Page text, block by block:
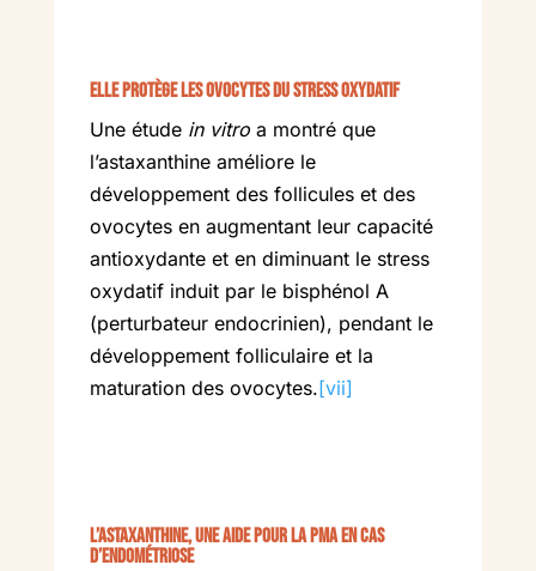
Elle protège les ovocytes du stress oxydatif
Une étude in vitroa montré que
l’astaxanthine améliore le
développement des follicules et des
ovocytes en augmentant leur capacité
antioxydante et en diminuant le stress
oxydatif induit par le bisphénol A
(perturbateur endocrinien), pendant le
développement folliculaire et la
maturation des ovocytes.[vii]
L’astaxanthine, une aide pour la PMA en cas
d’endométriose